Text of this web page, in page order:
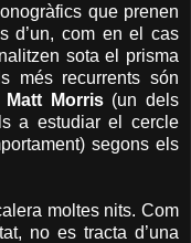
que prenen
d’un, com en el cas
sota el prisma
més recurrents són
Matt Morris(un dels
a estudiar el cercle
segons els
moltes nits. Com
no es tracta d’una